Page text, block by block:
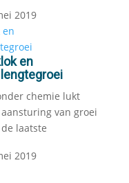
2019
en
chemie lukt
van groei
laatste
2019